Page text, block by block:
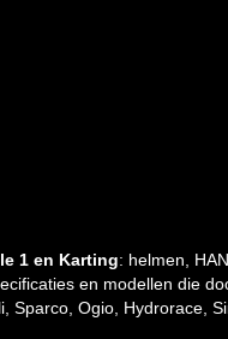
1 en Karting: helmen,
en modellen die
Sparco, Ogio, Hydrorace,